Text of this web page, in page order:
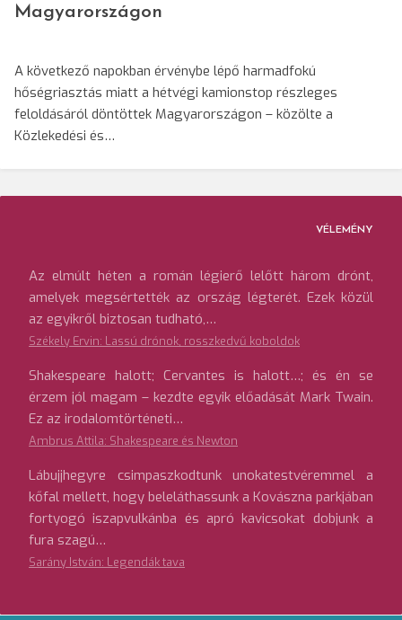
Magyarországon
A következő napokban érvénybe lépő harmadfokú
hőségriasztás miatt a hétvégi kamionstop részleges
feloldásáról döntöttek Magyarországon – közölte a
Közlekedési és…
VÉLEMÉNY
Az elmúlt héten a román légierő lelőtt három drónt,
amelyek megsértették az ország légterét. Ezek közül
az egyikről biztosan tudható,…
Székely Ervin: Lassú drónok, rosszkedvű koboldok
Shakespeare halott; Cervantes is halott…; és én se
érzem jól magam – kezdte egyik előadását Mark Twain.
Ez az irodalomtörténeti…
Ambrus Attila: Shakespeare és Newton
Lábujjhegyre csimpaszkodtunk unokatestvéremmel a
kőfal mellett, hogy beleláthassunk a Kovászna parkjában
fortyogó iszapvulkánba és apró kavicsokat dobjunk a
fura szagú…
Sarány István: Legendák tava